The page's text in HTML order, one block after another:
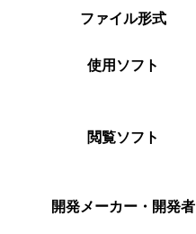
ファイル形式
使用ソフト
閲覧ソフト
開発メーカー・開発者